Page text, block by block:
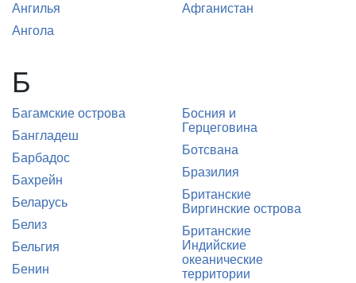
Ангилья
Ангола
Афганистан
Б
Багамские острова
Бангладеш
Барбадос
Бахрейн
Беларусь
Белиз
Бельгия
Бенин
Босния и
Герцеговина
Ботсвана
Бразилия
Британские
Виргинские острова
Британские
Индийские
океанические
территории